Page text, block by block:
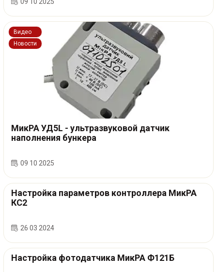
Видео
Новости
МикРА УД5L - ультразвуковой датчик
наполнения бункера
09 10 2025
Настройка параметров контроллера МикРА
КС2
26 03 2024
Настройка фотодатчика МикРА Ф121Б